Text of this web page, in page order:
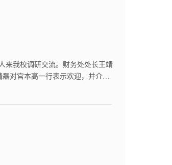
来我校调研交流。财务处处长王靖
对宫本高一行表示欢迎，并介绍